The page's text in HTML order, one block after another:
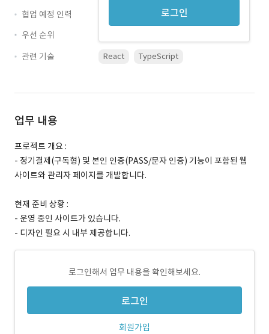
로그인
협업 예정 인력
우선 순위
관련 기술
React TypeScript
업무 내용
프로젝트 개요 :
- 정기결제(구독형) 및 본인 인증(PASS/문자 인증) 기능이 포함된 웹
사이트와 관리자 페이지를 개발합니다.
현재 준비 상황 :
- 운영 중인 사이트가 있습니다.
- 디자인 필요 시 내부 제공합니다.
로그인해서 업무 내용을 확인해보세요.
로그인
회원가입